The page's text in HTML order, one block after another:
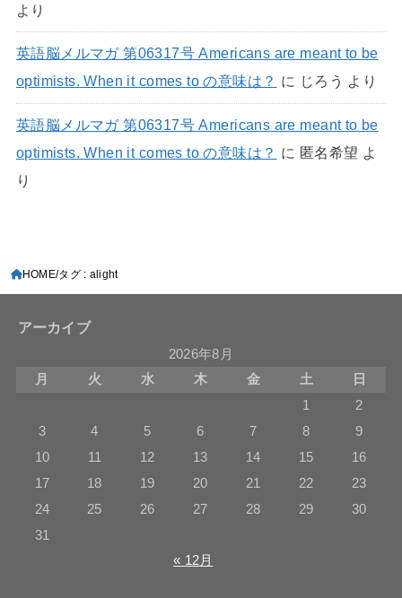
より
英語脳メルマガ 第06317号 Americans are meant to be
optimists. When it comes to の意味は？ に じろう より
英語脳メルマガ 第06317号 Americans are meant to be
optimists. When it comes to の意味は？ に 匿名希望 よ
り
HOME タグ : alight
アーカイブ
2026年8月
月
火 水 木 金 土
日
1
2
3
4 5 6 7 8
9
10
11 12 13 14 15
16
17
18 19 20 21 22
23
24
25 26 27 28 29
30
31
« 12月